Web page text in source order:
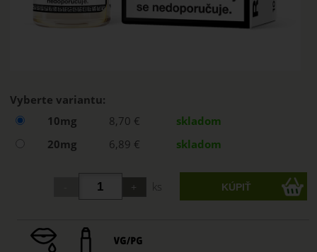
Vyberte variantu:
10mg
8,70 €
skladom
20mg
6,89 € skladom
ks